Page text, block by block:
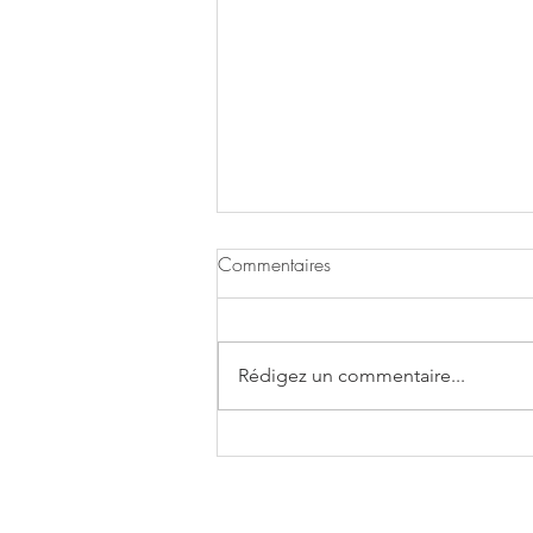
Commentaires
Rédigez un commentaire...